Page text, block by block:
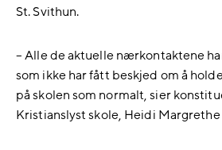
St. Svithun.
– Alle de aktuelle nærkontaktene
som ikke har fått beskjed om å
på skolen som normalt, sier
Kristianslyst skole, Heidi Margrethe